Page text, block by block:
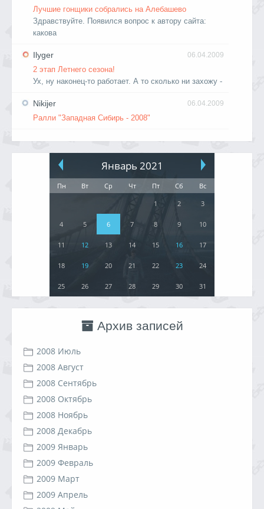
Лучшие гонщики собрались на Алебашево
Здравствуйте. Появился вопрос к автору сайта:
какова
06.04.2009
Ilyger
2 этап Летнего сезона!
Ух, ну наконец-то работает. А то сколько ни захожу -
06.04.2009
Nikijer
Ралли "Западная Сибирь - 2008"
Январь 2021
Пн Вт Ср Чт Пт Сб
Вс
1
2 3
4 5 6 7 8 9 10
11 12 13 14 15 16 17
18 19 20 21 22 23 24
25 26 27 28 29 30 31
Архив записей
2008 Июль
2008 Август
2008 Сентябрь
2008 Октябрь
2008 Ноябрь
2008 Декабрь
2009 Январь
2009 Февраль
2009 Март
2009 Апрель